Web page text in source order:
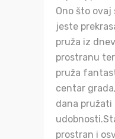
Ono što
jeste
pruža iz
prostranu
pruža
centar
dana
prostran i